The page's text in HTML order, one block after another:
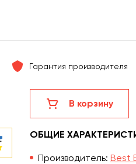
Гарантия производителя
В корзину
ОБЩИЕ
Производитель: Best